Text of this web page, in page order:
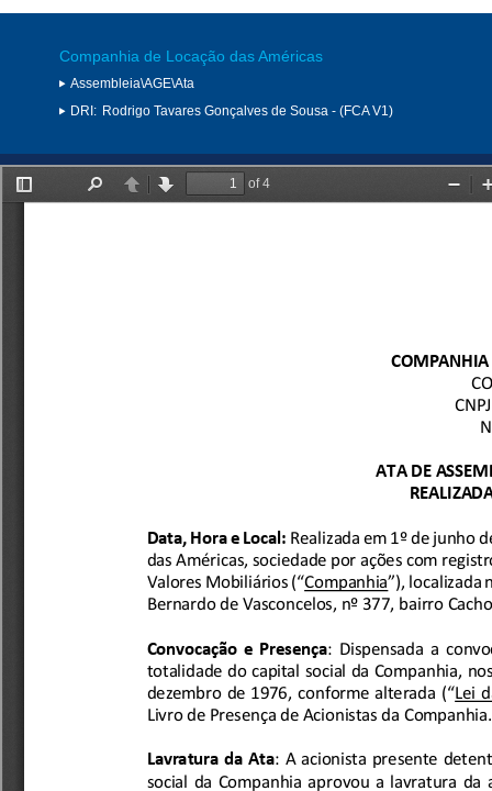
Companhia de Locação das Américas
Assembleia\AGE\Ata
DRI: Rodrigo Tavares Gonçalves de Sousa - (FCA V1)